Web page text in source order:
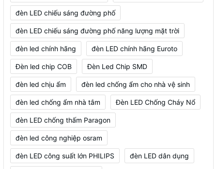
đèn LED chiếu sáng đường phố
đèn LED chiếu sáng đường phố năng lượng mặt trời
đèn led chính hãng đèn LED chính hãng Euroto
Đèn led chip COB Đèn Led Chip SMD
đèn led chịu ẩm đèn led chống ẩm cho nhà vệ sinh
đèn led chống ẩm nhà tắm Đèn LED Chống Cháy Nổ
đèn LED chống thấm Paragon
đèn led công nghiệp osram
đèn LED công suất lớn PHILIPS đèn LED dân dụng